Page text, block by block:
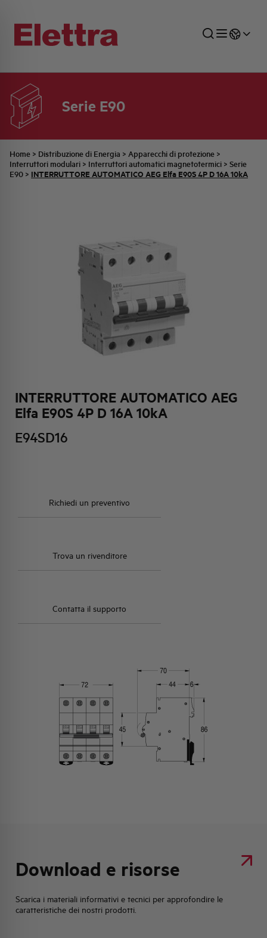
Serie E90
Home > Distribuzione di Energia > Apparecchi di protezione >
Interruttori modulari > Interruttori automatici magnetotermici > Serie
E90 > INTERRUTTORE AUTOMATICO AEG Elfa E90S 4P D 16A 10kA
INTERRUTTORE AUTOMATICO AEG
Elfa E90S 4P D 16A 10kA
E94SD16
Richiedi un preventivo
Trova un rivenditore
Contatta il supporto
Download e risorse
Scarica i materiali informativi e tecnici per approfondire le
caratteristiche dei nostri prodotti.
SETTORI
INDUSTRIALE
DISTRIBUZIONE DI ENERGIA
AUTOMAZIONE INDUSTRIALE
RETE COMMERCIALE
UFFICIO TECNICO
PREVENTIVAZIONE
COMMESSE QUADRI
AZIENDA
FAMIGLIA BELLINI
IDENTITÀ AZIENDALE
ATTIVITÀ E MERCATI
TUTTE LE NEWS
ULTIME NOTIZIE ISTITUZIONALI
JOB CAREERS
PARTNER